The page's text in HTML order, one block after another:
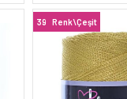
39 Renk\Çeşit